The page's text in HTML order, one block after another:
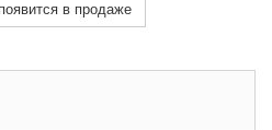
в продаже